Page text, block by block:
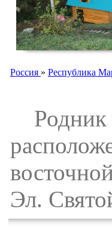
Россия » Республика
Родник
Эл.